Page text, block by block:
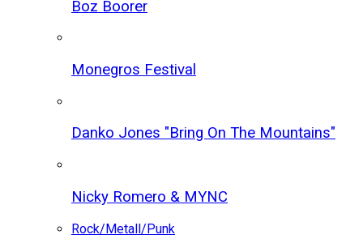
Boz Boorer
Monegros Festival
Danko Jones "Bring On The Mountains"
Nicky Romero & MYNC
Rock/Metall/Punk